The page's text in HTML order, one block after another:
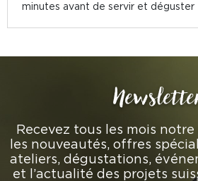
minutes avant de servir et déguster
Recevez tous les mois
les nouveautés, offres
ateliers, dégustations,
et l’actualité des projets